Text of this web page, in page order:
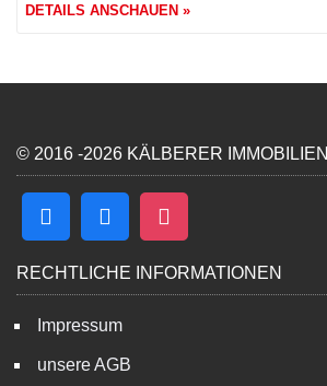
DETAILS ANSCHAUEN »
© 2016 -2026 KÄLBERER IMMOBILIEN
RECHTLICHE INFORMATIONEN
Impressum
unsere AGB